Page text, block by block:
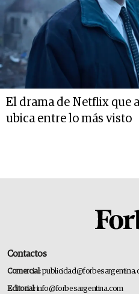
El drama de Netflix que
ubica entre lo más visto
Contactos
Comercial:
Editorial:info@forbesargentina.com